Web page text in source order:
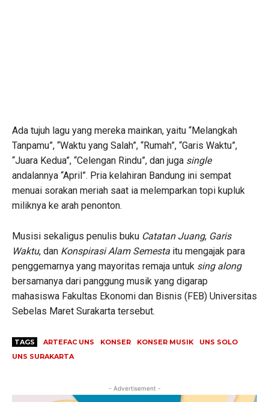
Ada tujuh lagu yang mereka mainkan, yaitu “Melangkah
Tanpamu”, “Waktu yang Salah”, “Rumah”, “Garis Waktu”,
“Juara Kedua”, “Celengan Rindu”, dan juga single
andalannya “April”. Pria kelahiran Bandung ini sempat
menuai sorakan meriah saat ia melemparkan topi kupluk
miliknya ke arah penonton.
Musisi sekaligus penulis buku Catatan Juang, Garis
Waktu, dan Konspirasi Alam Semesta itu mengajak para
penggemarnya yang mayoritas remaja untuk sing along
bersamanya dari panggung musik yang digarap
mahasiswa Fakultas Ekonomi dan Bisnis (FEB) Universitas
Sebelas Maret Surakarta tersebut.
TAGS ARTEFAC UNS KONSER KONSER MUSIK
UNS SOLO
UNS SURAKARTA
- Advertisement -